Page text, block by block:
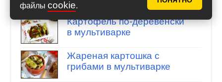
файлы cookie.
Картофель по-деревенски
в мультиварке
Жареная картошка с
грибами в мультиварке